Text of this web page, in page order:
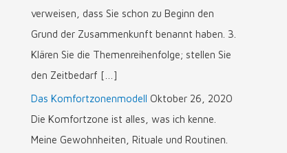
verweisen, dass Sie schon zu Beginn den
Grund der Zusammenkunft benannt haben. 3.
Klären Sie die Themenreihenfolge; stellen Sie
den Zeitbedarf […]
Das Komfortzonenmodell Oktober 26, 2020
Die Komfortzone ist alles, was ich kenne.
Meine Gewohnheiten, Rituale und Routinen.